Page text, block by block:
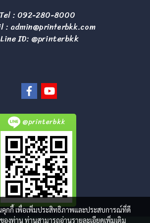
Tel : 092-280-8000
: admin@printerbkk.com
Line ID: @printerbkk
@printerbkk
คุกกี้ เพื่อเพิ่มประสิทธิภาพและประสบการณ์ที่ดี
องท่าน ท่านสามารถอ่านรายละเอียดเพิ่มเติม